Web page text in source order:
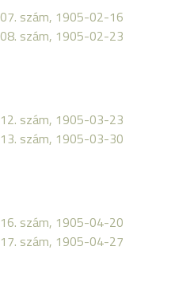
07. szám, 1905-02-16
08. szám, 1905-02-23
12. szám, 1905-03-23
13. szám, 1905-03-30
16. szám, 1905-04-20
17. szám, 1905-04-27